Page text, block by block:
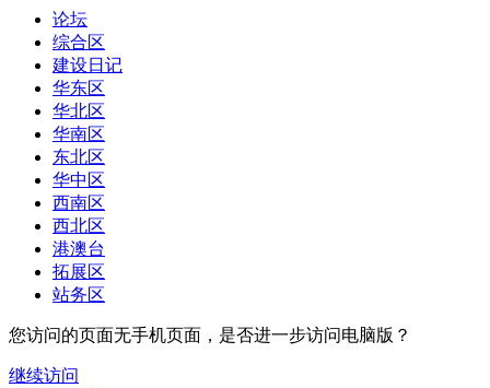
论坛
综合区
建设日记
华东区
华北区
华南区
东北区
华中区
西南区
西北区
港澳台
拓展区
站务区
您访问的页面无手机页面，是否进一步访问电脑版？
继续访问